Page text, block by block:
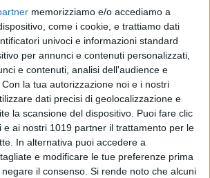
memorizziamo e/o accediamo a
come i cookie, e trattiamo dati
univoci e informazioni standard
per annunci e contenuti personalizzati,
e contenuti, analisi dell'audience e
Con la tua autorizzazione noi e i nostri
dati precisi di geolocalizzazione e
la scansione del dispositivo. Puoi fare clic
e ai nostri 1019 partner il trattamento per le
In alternativa puoi accedere a
e modificare le tue preferenze prima
il consenso. Si rende noto che alcuni